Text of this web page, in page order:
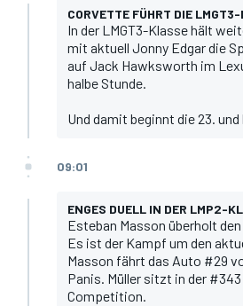
CORVETTE FÜHRT DIE
In der LMGT3-Klasse hält
mit aktuell Jonny Edgar die
auf Jack Hawksworth im
halbe Stunde.
Und damit beginnt die 23.
09:01
ENGES DUELL IN DER LMP2-
Esteban Masson überholt
Es ist der Kampf um den
Masson fährt das Auto #29
Panis. Müller sitzt in der
Competition.